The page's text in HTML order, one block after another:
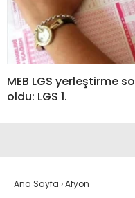
MEB LGS yerleştirme
oldu: LGS 1.
Ana Sayfa ›Afyon